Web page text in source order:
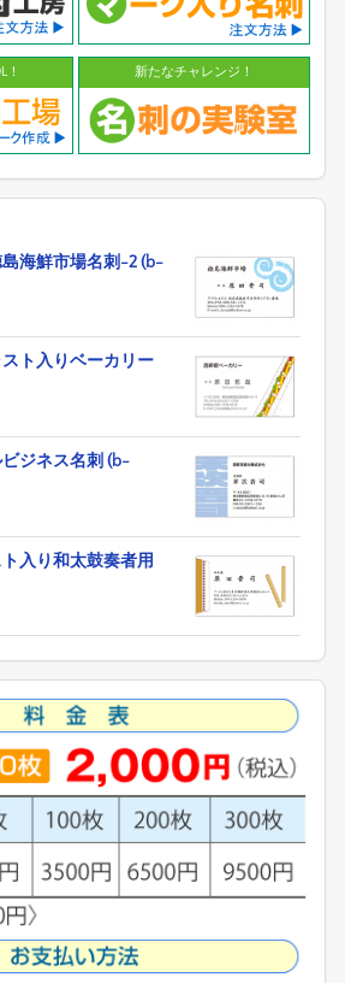
！ 新たなチャレンジ！
海鮮市場名刺-2 (b-
ト入りベーカリー
ジネス名刺 (b-
入り和太鼓奏者用